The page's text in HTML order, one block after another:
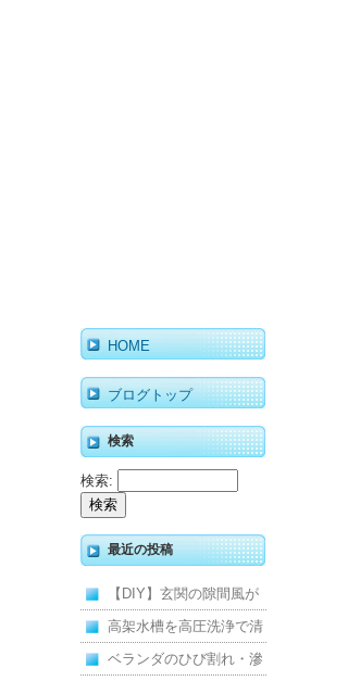
HOME
ブログトップ
検索
検索:
最近の投稿
【DIY】玄関の隙間風が
寒くて断熱ドアに交換し
ました
高架水槽を高圧洗浄で清
掃！衛生的な給水環境を
ベランダのひび割れ・滲